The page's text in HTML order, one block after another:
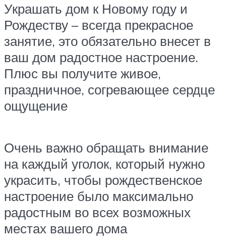
Украшать дом к Новому году и
Рождеству – всегда прекрасное
занятие, это обязательно внесет в
ваш дом радостное настроение.
Плюс вы получите живое,
праздничное, согревающее сердце
ощущение
Очень важно обращать внимание
на каждый уголок, который нужно
украсить, чтобы рождественское
настроение было максимально
радостным во всех возможных
местах вашего дома